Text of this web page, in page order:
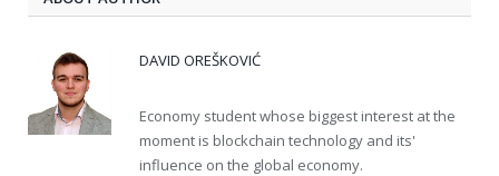
DAVID OREŠKOVIĆ
Economy student whose biggest interest at the
moment is blockchain technology and its'
influence on the global economy.